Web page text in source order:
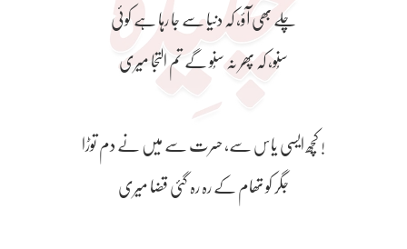
چلے بھی آؤ، کہ دنیا سے جا رہا ہے کوئی
سُنو، کہ پھر نہ سُنو گے تم التجا میری
کچھ ایسی یاس سے، حسرت سے میں نے دم توڑا !
جگر کو تھام کے رہ رہ گئی قضا میری